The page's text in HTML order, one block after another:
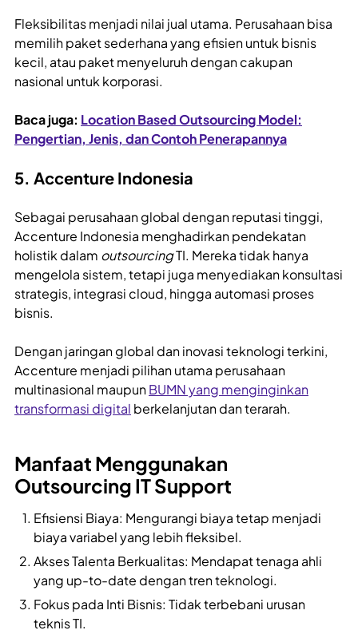
Fleksibilitas menjadi nilai jual utama. Perusahaan bisa
memilih paket sederhana yang efisien untuk bisnis
kecil, atau paket menyeluruh dengan cakupan
nasional untuk korporasi.
Baca juga: Location Based Outsourcing Model:
Pengertian, Jenis, dan Contoh Penerapannya
5. Accenture Indonesia
Sebagai perusahaan global dengan reputasi tinggi,
Accenture Indonesia menghadirkan pendekatan
holistik dalam outsourcingTI. Mereka tidak hanya
mengelola sistem, tetapi juga menyediakan konsultasi
strategis, integrasi cloud, hingga automasi proses
bisnis.
Dengan jaringan global dan inovasi teknologi terkini,
Accenture menjadi pilihan utama perusahaan
multinasional maupunBUMN yang menginginkan
transformasi digital berkelanjutan dan terarah.
Manfaat Menggunakan
Outsourcing IT Support
Efisiensi Biaya: Mengurangi biaya tetap menjadi
biaya variabel yang lebih fleksibel.
Akses Talenta Berkualitas: Mendapat tenaga ahli
yang up-to-date dengan tren teknologi.
Fokus pada Inti Bisnis: Tidak terbebani urusan
teknis TI.